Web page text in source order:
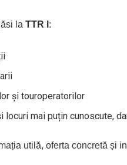
la TTR I :
și touroperatorilor
mai puțin cunoscute,
utilă, oferta concretă și